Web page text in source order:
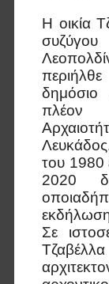
Η οικία
πλέον
του 1980
2020
Σε